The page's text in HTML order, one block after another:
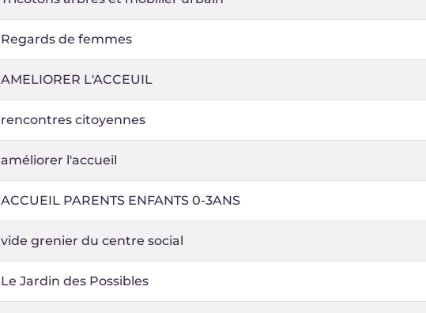
Regards de femmes
AMELIORER L'ACCEUIL
rencontres citoyennes
améliorer l'accueil
ACCUEIL PARENTS ENFANTS 0-3ANS
vide grenier du centre social
Le Jardin des Possibles